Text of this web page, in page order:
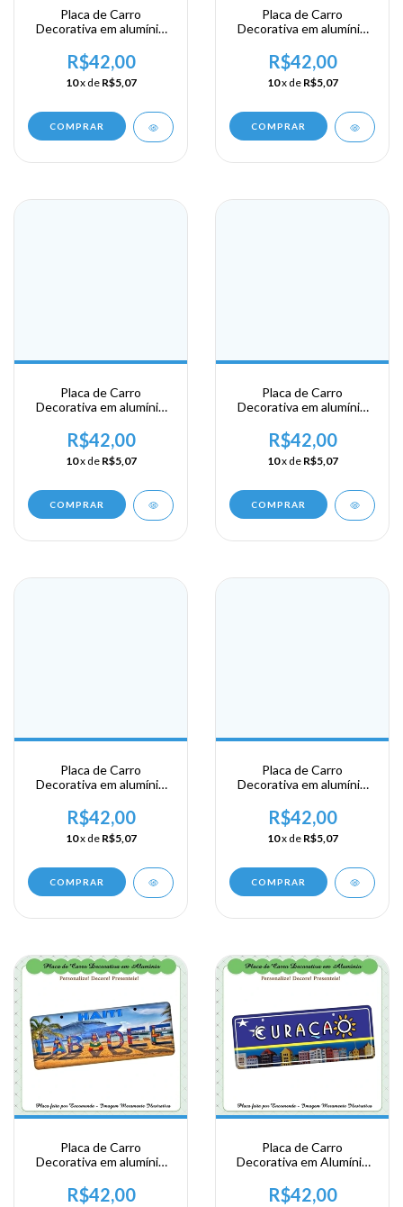
Placa de Carro
Decorativa em alumínio
ao Haiti - Port Au France
R$42,00
10x de R$5,07
COMPRAR
Placa de Carro
Decorativa em alumínio
ao Haiti
R$42,00
10x de R$5,07
COMPRAR
Placa de Carro
Decorativa em alumínio
ao Haiti
R$42,00
10x de R$5,07
COMPRAR
Placa de Carro
Decorativa em alumínio
ao Haiti Labadee
R$42,00
10x de R$5,07
COMPRAR
Placa de Carro
Decorativa em alumínio
ao Haiti Labadee
R$42,00
10x de R$5,07
COMPRAR
Placa de Carro
Decorativa em alumínio
ao Haiti Labadee
R$42,00
10x de R$5,07
COMPRAR
Placa de Carro
Decorativa em alumínio
ao Haiti Labadee
R$42,00
Placa de Carro
Decorativa em Alumínio
Viagem a Curação -
R$42,00